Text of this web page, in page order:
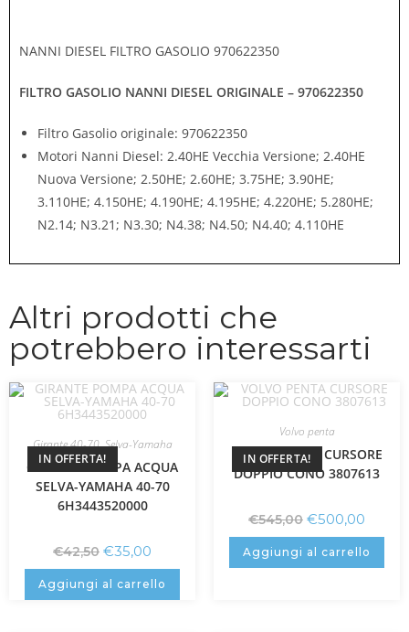
NANNI DIESEL FILTRO GASOLIO 970622350
FILTRO GASOLIO NANNI DIESEL ORIGINALE – 970622350
Filtro Gasolio originale: 970622350
Motori Nanni Diesel: 2.40HE Vecchia Versione; 2.40HE
Nuova Versione; 2.50HE; 2.60HE; 3.75HE; 3.90HE;
3.110HE; 4.150HE; 4.190HE; 4.195HE; 4.220HE; 5.280HE;
N2.14; N3.21; N3.30; N4.38; N4.50; N4.40; 4.110HE
Altri prodotti che
potrebbero interessarti
IN OFFERTA!
Girante 40-70,Selva-Yamaha
GIRANTE POMPA ACQUA
SELVA-YAMAHA 40-70
6H3443520000
€42,50 €35,00
Aggiungi al carrello
IN OFFERTA!
Volvo penta
VOLVO PENTA CURSORE
DOPPIO CONO 3807613
€545,00 €500,00
Aggiungi al carrello